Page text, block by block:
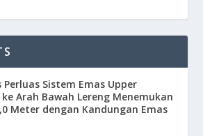
Sistem Emas Upper
Arah Bawah Lereng Menemukan
Meter dengan Kandungan Emas